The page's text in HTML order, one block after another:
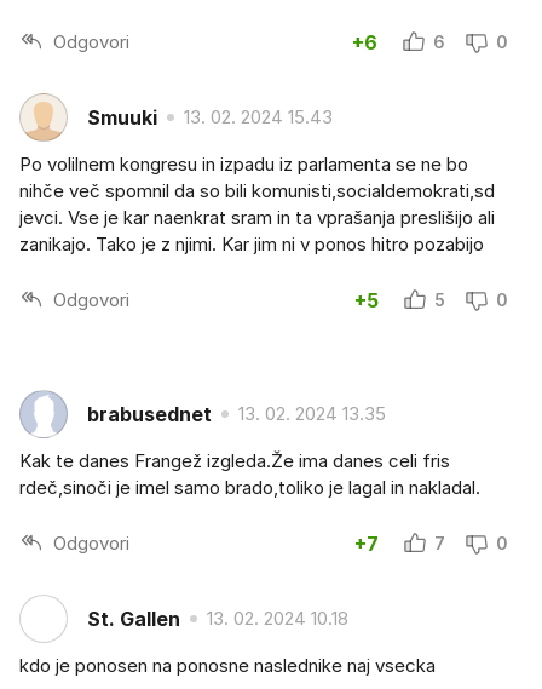
Odgovori +6 6 0
Smuuki 13. 02. 2024 15.43
Po volilnem kongresu in izpadu iz parlamenta se ne bo
nihče več spomnil da so bili komunisti,socialdemokrati,sd
jevci. Vse je kar naenkrat sram in ta vprašanja preslišijo ali
zanikajo. Tako je z njimi. Kar jim ni v ponos hitro pozabijo
Odgovori +5 5 0
brabusednet 13. 02. 2024 13.35
Kak te danes Frangež izgleda.Že ima danes celi fris
rdeč,sinoči je imel samo brado,toliko je lagal in nakladal.
Odgovori +7 7 0
St. Gallen 13. 02. 2024 10.18
kdo je ponosen na ponosne naslednike naj vsecka